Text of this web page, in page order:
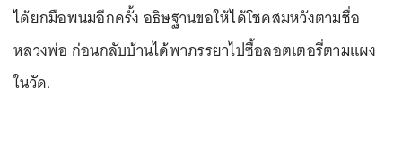
ได้ยกมือพนมอีกครั้ง อธิษฐานขอให้ได้โชคสมหวังตามชื่อ
หลวงพ่อ ก่อนกลับบ้านได้พาภรรยาไปซื้อลอตเตอรี่ตามแผง
ในวัด.